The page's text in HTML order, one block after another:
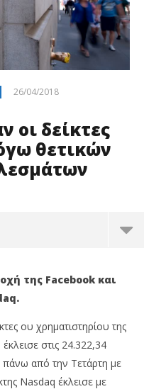
26/04/2018
οι δείκτες
θετικών
της Facebook και
ου χρηματιστηρίου της
στις 24.322,34
από την Τετάρτη με
Nasdaq έκλεισε με